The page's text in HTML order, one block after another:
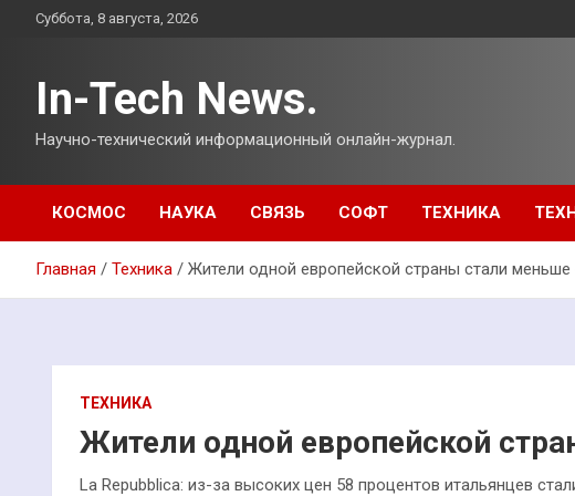
ПерейтиСуббота, 8 августа, 2026
In-Tech News.
Научно-технический информационный онлайн-журнал.
КОСМОС НАУКА СВЯЗЬ СОФТ ТЕХНИКА
Главная Техника Жители одной европейской страны стали меньше
ТЕХНИКА
Жители одной европейской
La Repubblica: из-за высоких цен 58 процентов итальянцев